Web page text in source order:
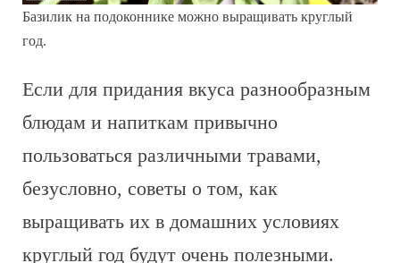
Базилик на подоконнике можно выращивать круглый
год.
Если для придания вкуса разнообразным
блюдам и напиткам привычно
пользоваться различными травами,
безусловно, советы о том, как
выращивать их в домашних условиях
круглый год будут очень полезными.